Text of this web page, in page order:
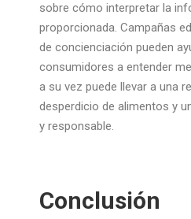
sobre cómo interpretar la
proporcionada. Campañas
de concienciación pueden
consumidores a entender
a su vez puede llevar a una
desperdicio de alimentos y
y responsable.
Conclusión